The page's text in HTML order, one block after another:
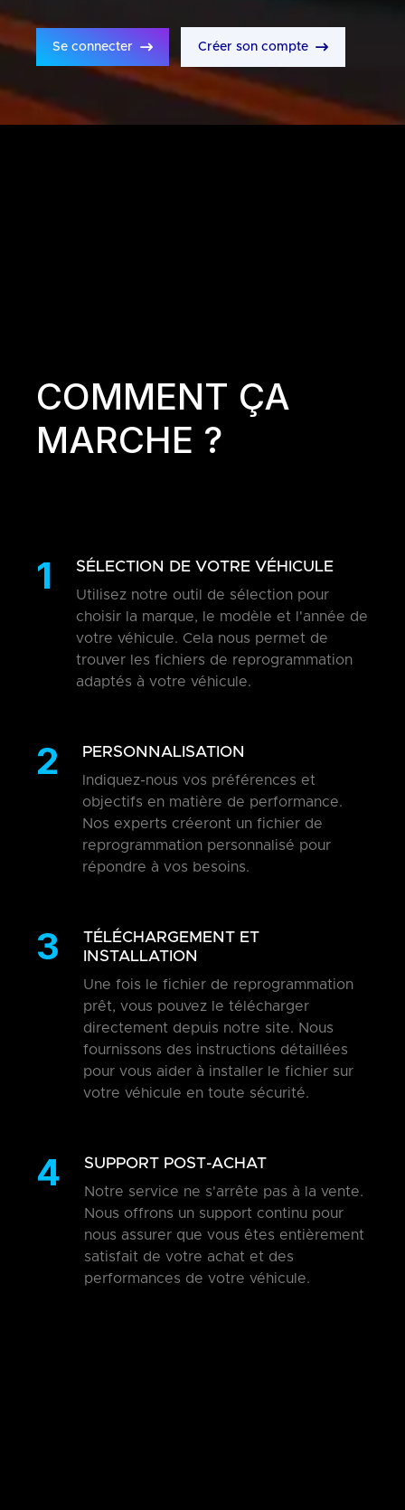
Se connecter Créer son compte
COMMENT ÇA
MARCHE ?
1 SÉLECTION DE VOTRE VÉHICULE
Utilisez notre outil de sélection pour
choisir la marque, le modèle et l'année de
votre véhicule. Cela nous permet de
trouver les fichiers de reprogrammation
adaptés à votre véhicule.
2 PERSONNALISATION
Indiquez-nous vos préférences et
objectifs en matière de performance.
Nos experts créeront un fichier de
reprogrammation personnalisé pour
répondre à vos besoins.
3
TÉLÉCHARGEMENT ET
INSTALLATION
Une fois le fichier de reprogrammation
prêt, vous pouvez le télécharger
directement depuis notre site. Nous
fournissons des instructions détaillées
pour vous aider à installer le fichier sur
votre véhicule en toute sécurité.
4 SUPPORT POST-ACHAT
Notre service ne s'arrête pas à la vente.
Nous offrons un support continu pour
nous assurer que vous êtes entièrement
satisfait de votre achat et des
performances de votre véhicule.